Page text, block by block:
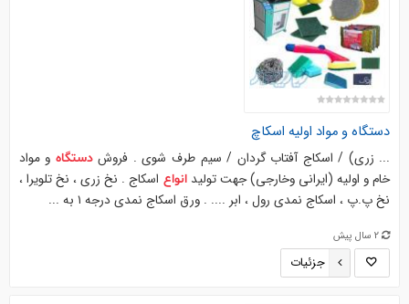
دستگاهو مواد اولیه اسکاچ
... زری) / اسکاج آفتاب گردان / سیم طرف شوی . فروشدستگاه و مواد
خام و اولیه (ایرانی وخارجی) جهت تولیدانواع اسکاج . نخ زری ، نخ تلویرا ،
نخ پ.پ ، اسکاج نمدی رول ، ابر .... . ورق اسکاج نمدی درجه ۱ به ...
2 سال پیش
جزئیات